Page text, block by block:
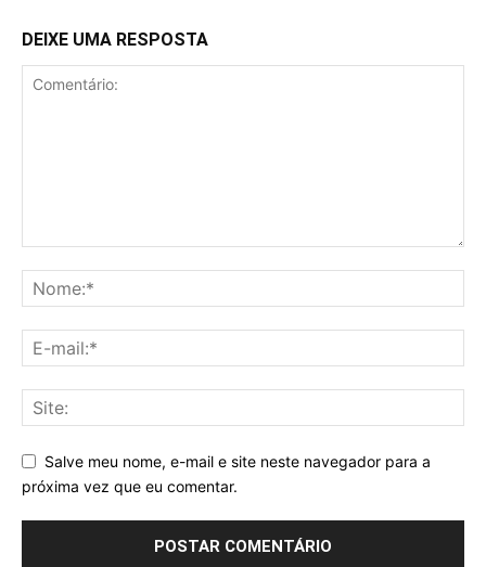
DEIXE UMA RESPOSTA
Salve meu nome, e-mail e site neste navegador para a
próxima vez que eu comentar.